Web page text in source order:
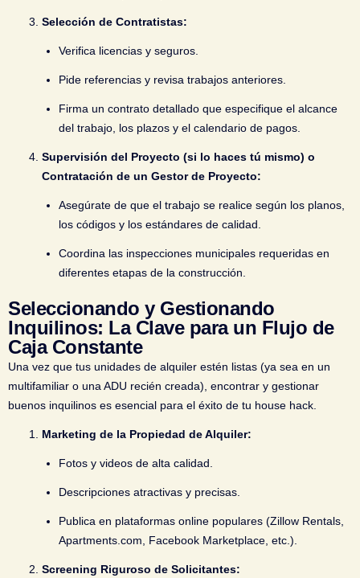
Selección de Contratistas:
Verifica licencias y seguros.
Pide referencias y revisa trabajos anteriores.
Firma un contrato detallado que especifique el alcance
del trabajo, los plazos y el calendario de pagos.
Supervisión del Proyecto (si lo haces tú mismo) o
Contratación de un Gestor de Proyecto:
Asegúrate de que el trabajo se realice según los planos,
los códigos y los estándares de calidad.
Coordina las inspecciones municipales requeridas en
diferentes etapas de la construcción.
Seleccionando y Gestionando
Inquilinos: La Clave para un Flujo de
Caja Constante
Una vez que tus unidades de alquiler estén listas (ya sea en un
multifamiliar o una ADU recién creada), encontrar y gestionar
buenos inquilinos es esencial para el éxito de tu house hack.
Marketing de la Propiedad de Alquiler:
Fotos y videos de alta calidad.
Descripciones atractivas y precisas.
Publica en plataformas online populares (Zillow Rentals,
Apartments.com, Facebook Marketplace, etc.).
Screening Riguroso de Solicitantes: